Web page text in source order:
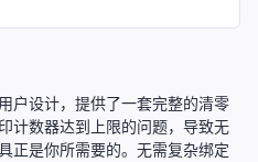
户设计，提供了一套完整的清零
计数器达到上限的问题，导致无
正是你所需要的。无需复杂绑定